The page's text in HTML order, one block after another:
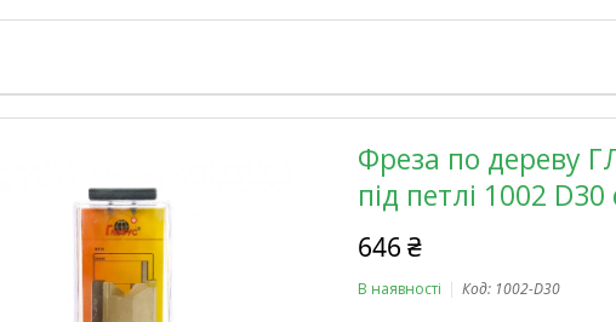
Фреза по дереву
під петлі 1002
646 ₴
В наявності Код: 1002-D30